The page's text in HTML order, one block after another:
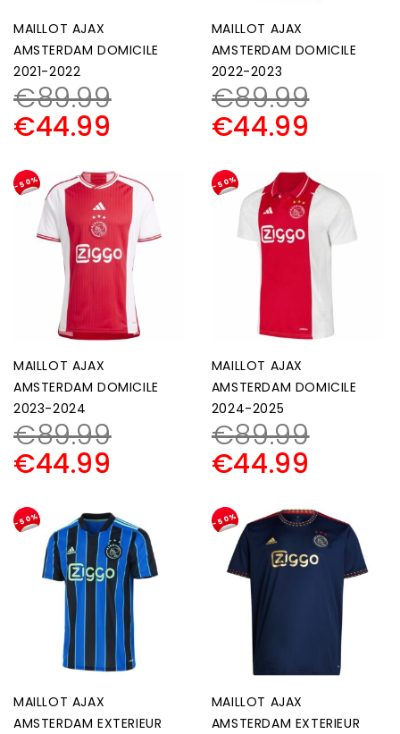
MAILLOT AJAX
AMSTERDAM DOMICILE
2021-2022
€89.99
€44.99
MAILLOT AJAX
AMSTERDAM DOMICILE
2022-2023
€89.99
€44.99
-50%
MAILLOT AJAX
AMSTERDAM DOMICILE
2023-2024
€89.99
€44.99
-50%
MAILLOT AJAX
AMSTERDAM DOMICILE
2024-2025
€89.99
€44.99
-50%
MAILLOT AJAX
AMSTERDAM EXTERIEUR
-50%
MAILLOT AJAX
AMSTERDAM EXTERIEUR